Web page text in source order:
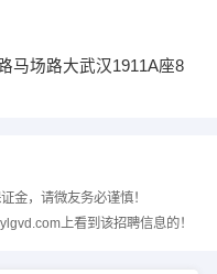
马场路大武汉1911A座8
金，请微友务必谨慎！
上看到该招聘信息的！